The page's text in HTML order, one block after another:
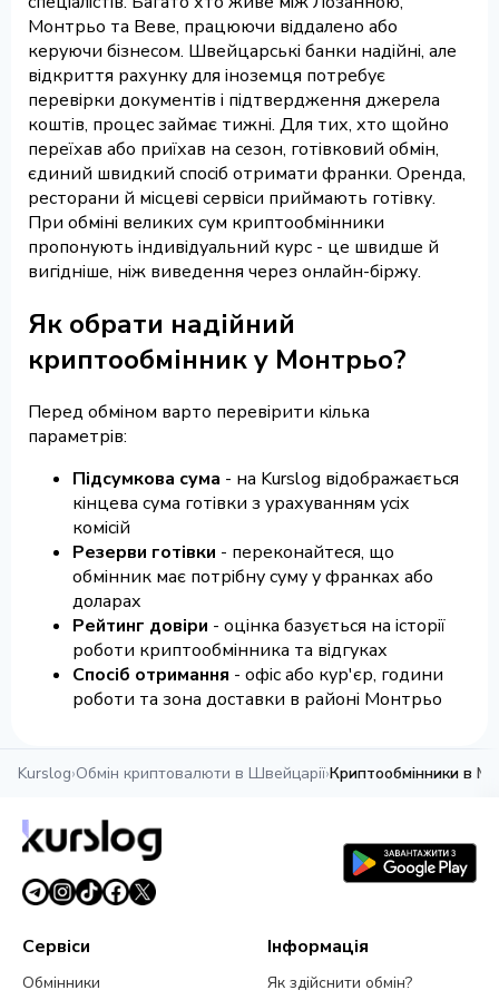
Монтрьо та Веве, працюючи віддалено або
керуючи бізнесом. Швейцарські банки надійні, але
відкриття рахунку для іноземця потребує
перевірки документів і підтвердження джерела
коштів, процес займає тижні. Для тих, хто щойно
переїхав або приїхав на сезон, готівковий обмін,
єдиний швидкий спосіб отримати франки. Оренда,
ресторани й місцеві сервіси приймають готівку.
При обміні великих сум криптообмінники
пропонують індивідуальний курс - це швидше й
вигідніше, ніж виведення через онлайн-біржу.
Як обрати надійний
криптообмінник у Монтрьо?
Перед обміном варто перевірити кілька
параметрів:
Підсумкова сума - на Kurslog відображається
кінцева сума готівки з урахуванням усіх
комісій
Резерви готівки - переконайтеся, що
обмінник має потрібну суму у франках або
доларах
Рейтинг довіри - оцінка базується на історії
роботи криптообмінника та відгуках
Спосіб отримання - офіс або кур'єр, години
роботи та зона доставки в районі Монтрьо
Kurslog›Обмін криптовалюти в Швейцарії›Криптообмінники в
Сервіси
Обмінники
Інформація
Як здійснити обмін?